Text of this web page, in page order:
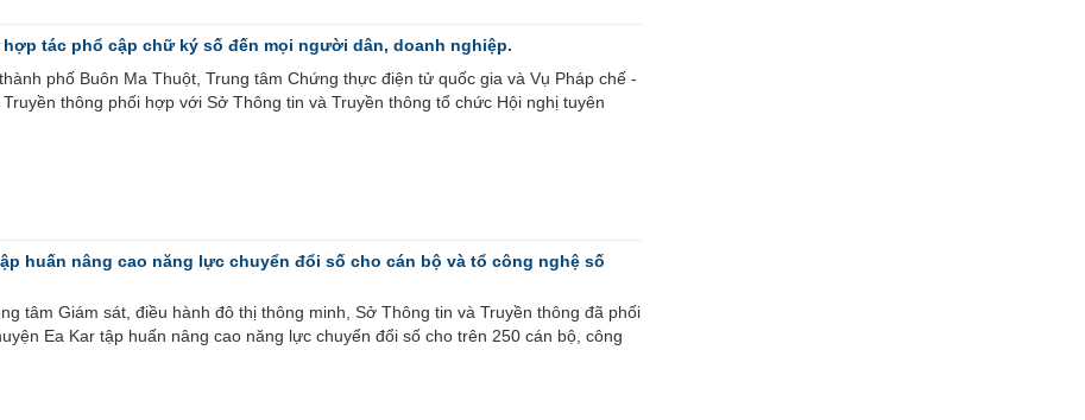
tác phổ cập chữ ký số đến mọi người dân, doanh nghiệp.
phố Buôn Ma Thuột, Trung tâm Chứng thực điện tử quốc gia và Vụ Pháp chế -
thông phối hợp với Sở Thông tin và Truyền thông tổ chức Hội nghị tuyên
huấn nâng cao năng lực chuyển đổi số cho cán bộ và tổ công nghệ số
tâm Giám sát, điều hành đô thị thông minh, Sở Thông tin và Truyền thông đã phối
Ea Kar tập huấn nâng cao năng lực chuyển đổi số cho trên 250 cán bộ, công